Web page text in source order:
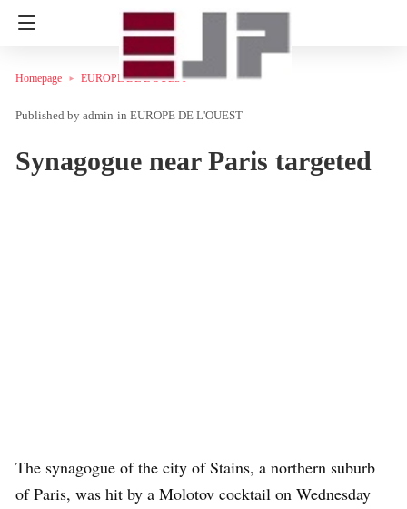
Homepage EUROPE DE L'OUEST
admin in EUROPE DE L'OUEST
Synagogue near Paris targeted
The synagogue of the city of Stains, a northern suburb
of Paris, was hit by a Molotov cocktail on Wednesday